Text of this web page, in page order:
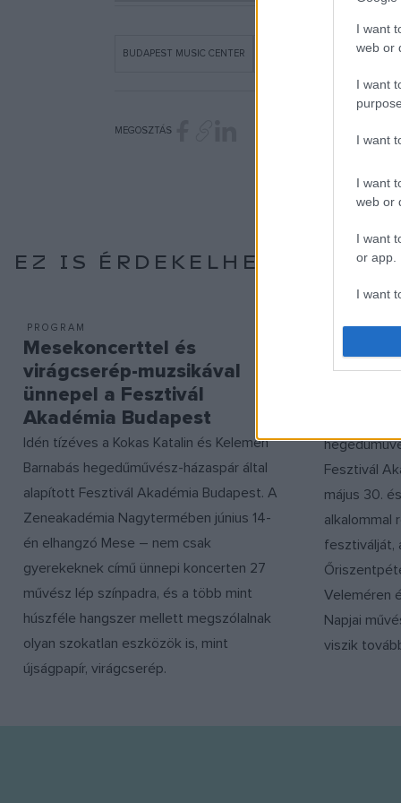
I want
web or
I want
I want
I want
web or
I want
or app.
I want
I want
BUDAPEST MUSIC CENTER FESZTIVÁL AKADÉMIA
MEGOSZTÁS
EZ IS ÉRDEKELHETI
PROGRAM
Mesekoncerttel és
virágcserép-muzsikával
ünnepel a Fesztivál
Akadémia Budapest
Idén tízéves a Kokas Katalin és Kelemen
Barnabás hegedűművész-házaspár által
alapított Fesztivál Akadémia Budapest. A
Zeneakadémia Nagytermében június 14-
én elhangzó Mese – nem csak
gyerekeknek című ünnepi koncerten 27
művész lép színpadra, és a több mint
húszféle hangszer mellett megszólalnak
olyan szokatlan eszközök is, mint
újságpapír, virágcserép.
PROGRAM
Az
Fesztivál
május 30.
alkalommal
fesztiválját,
Veleméren
Napjai
viszik